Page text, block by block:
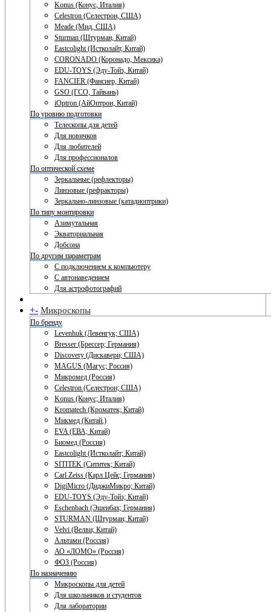
Konus (Конус, Италия)
Celestron (Селестрон, США)
Meade (Мид, США)
Sturman (Штурман, Китай)
Eastcolight (Истколайт, Китай)
CORONADO (Коронадо, Мексика)
EDU-TOYS (Эду-Тойз, Китай)
FANCIER (Фансиер, Китай)
GSO (ГСО, Тайвань)
iOptron (АйОптрон, Китай)
По уровню подготовки
Телескопы для детей
Для новичков
Для любителей
Для профессионалов
По оптической схеме
Зеркальные (рефлекторы)
Линзовые (рефракторы)
Зеркально-линзовые (катадиоптрики)
По типу монтировки
Азимутальная
Экваториальная
Добсона
По другим параметрам
С подключением к компьютеру
С автонаведением
Для астрофотографий
+- Микроскопы
По бренду
Levenhuk (Левенгук; США)
Bresser (Брессер; Германия)
Discovery (Дискавери; США)
MAGUS (Магус; Россия)
Микромед (Россия)
Celestron (Селестрон; США)
Konus (Конус; Италия)
Kromatech (Кроматек; Китай)
Микмед (Китай.)
EVA (ЕВА; Китай)
Биомед (Россия)
Eastcolight (Истколайт; Китай)
SITITEK (Сититек; Китай)
Carl Zeiss (Карл Цейс; Германия)
DigiMicro (ДиджиМикро; Китай)
EDU-TOYS (Эду-Тойз; Китай)
Eschenbach (Эшенбах; Германия)
STURMAN (Штурман; Китай)
Velvi (Велви; Китай)
Альтами (Россия)
АО «ЛОМО» (Россия)
ФОЗ (Россия)
По назначению
Микроскопы для детей
Для школьников и студентов
Для лаборатории